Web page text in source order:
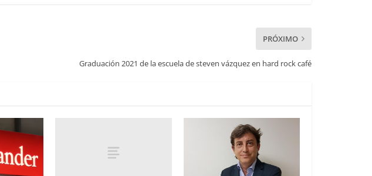
PRÓXIMO
Graduación 2021 de la escuela de steven vázquez en hard rock café